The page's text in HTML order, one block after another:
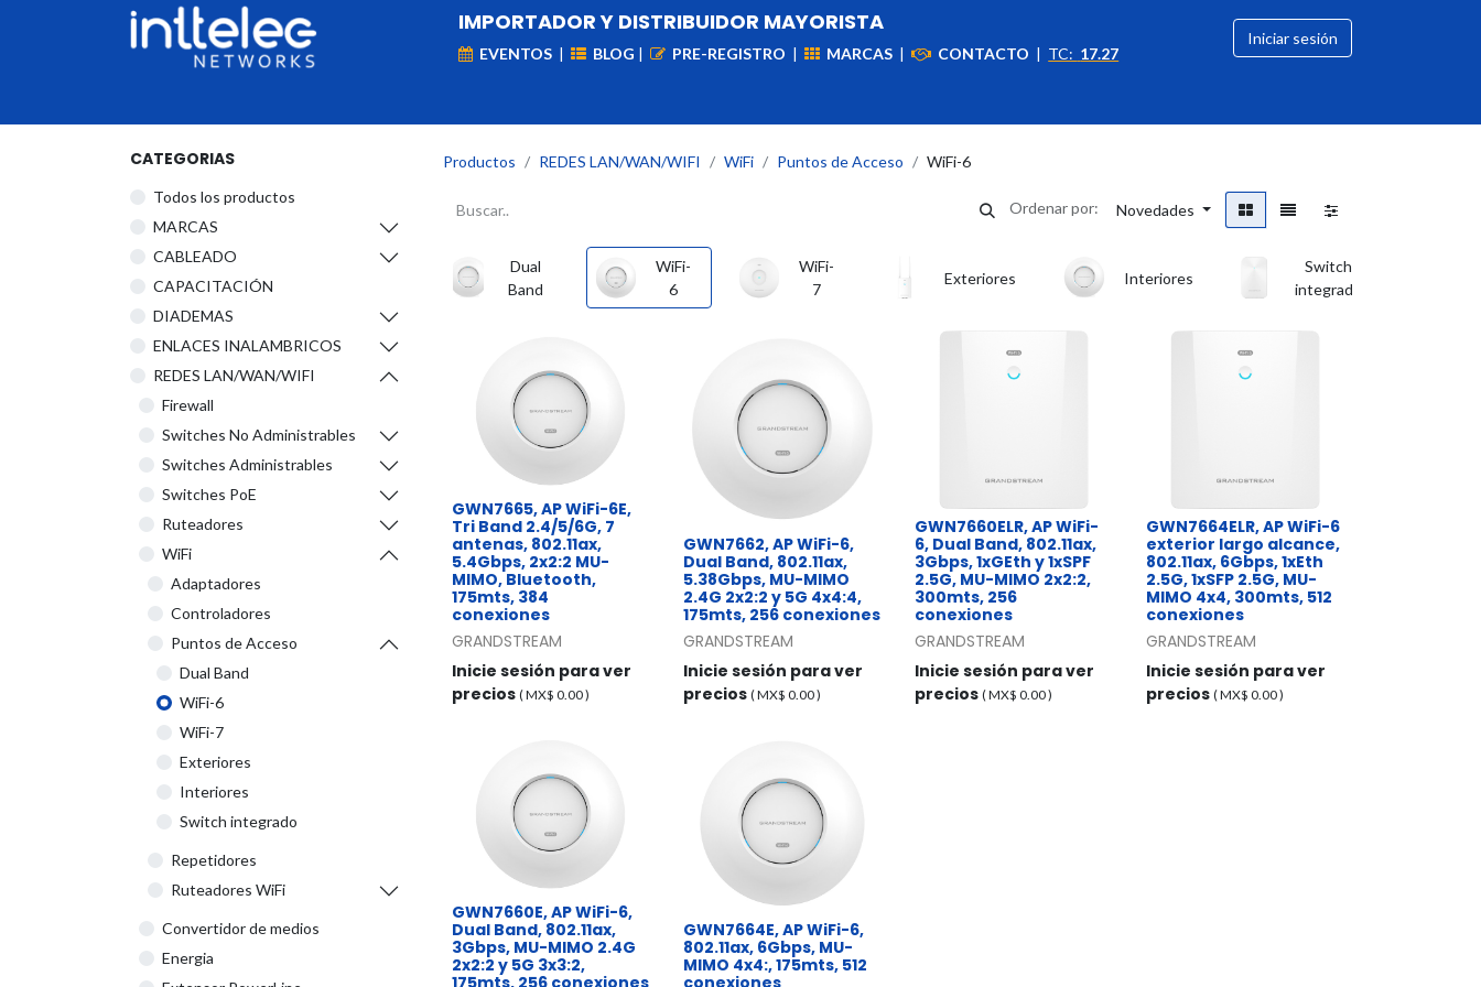
IMPORTADOR Y DISTRIBUIDOR MAYORISTA
EVENTOS | BLOG | PRE-REGISTRO | MARCAS | CONTACTO | TC: 17.27
Iniciar sesión
CATEGORIAS
Todos los productos
​MARCAS
CABLEADO
CAPACITACIÓN
DIADEMAS
ENLACES INALAMBRICOS
REDES LAN/WAN/WIFI
Firewall
Switches No Administrables
Switches Administrables
Switches PoE
Ruteadores
WiFi
Adaptadores
Controladores
Puntos de Acceso
Dual Band
WiFi-6
WiFi-7
Exteriores
Interiores
Switch integrado
Repetidores
Ruteadores WiFi
Convertidor de medios
Energia
Productos REDES LAN/WAN/WIFI WiFi Puntos de Acceso WiFi-6
Ordenar por: Novedades
Dual
Band
WiFi-
6
WiFi-
7
Exteriores Interiores
Switch
integrado
GWN7665, AP WiFi-6E,
Tri Band 2.4/5/6G, 7
antenas, 802.11ax,
5.4Gbps, 2x2:2 MU-
MIMO, Bluetooth,
175mts, 384
conexiones
GRANDSTREAM
Inicie sesión para ver
precios ( MX$ 0.00)
GWN7662, AP WiFi-6,
Dual Band, 802.11ax,
5.38Gbps, MU-MIMO
2.4G 2x2:2 y 5G 4x4:4,
175mts, 256 conexiones
GRANDSTREAM
Inicie sesión para ver
precios ( MX$ 0.00)
GWN7660ELR, AP WiFi-
6, Dual Band, 802.11ax,
3Gbps, 1xGEth y 1xSPF
2.5G, MU-MIMO 2x2:2,
300mts, 256
conexiones
GRANDSTREAM
Inicie sesión para ver
precios ( MX$ 0.00)
GWN7664ELR, AP WiFi-6
exterior largo alcance,
802.11ax, 6Gbps, 1xEth
2.5G, 1xSFP 2.5G, MU-
MIMO 4x4, 300mts, 512
conexiones
GRANDSTREAM
Inicie sesión para ver
precios ( MX$ 0.00)
GWN7660E, AP WiFi-6,
Dual Band, 802.11ax,
3Gbps, MU-MIMO 2.4G
2x2:2 y 5G 3x3:2,
175mts, 256 conexiones
GWN7664E, AP WiFi-6,
802.11ax, 6Gbps, MU-
MIMO 4x4:, 175mts, 512
conexiones